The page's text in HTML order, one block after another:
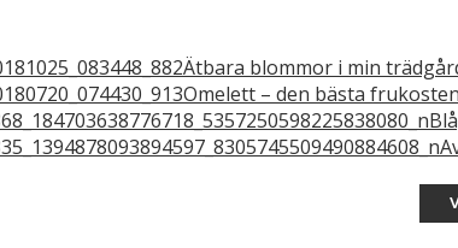
Ätbara blommor i min
Omelett – den bästa frukosten